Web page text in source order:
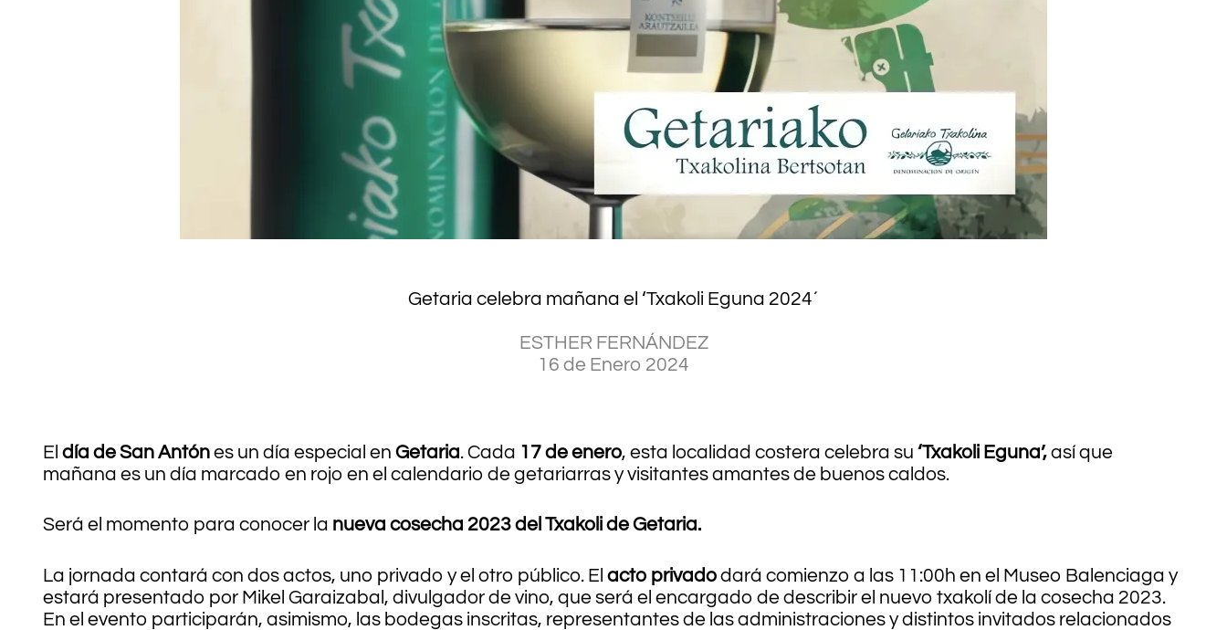
Getaria celebra mañana el ‘Txakoli Eguna 2024´
ESTHER FERNÁNDEZ
16 de Enero 2024
El día de San Antónes un día especial en Getaria. Cada 17 de enero, esta localidad costera celebra su ‘Txakoli Eguna’,así que
mañana es un día marcado en rojo en el calendario de getariarras y visitantes amantes de buenos caldos.
Será el momento para conocer la nueva cosecha 2023 del Txakoli de Getaria.
La jornada contará con dos actos, uno privado y el otro público. El acto privadodará comienzo a las 11:00h en el Museo Balenciaga y
estará presentado por Mikel Garaizabal, divulgador de vino, que será el encargado de describir el nuevo txakolí de la cosecha 2023.
En el evento participarán, asimismo, las bodegas inscritas, representantes de las administraciones y distintos invitados relacionados